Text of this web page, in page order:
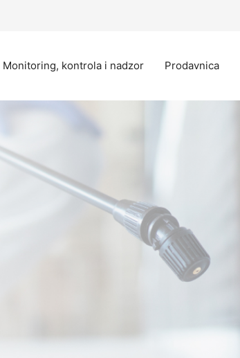
Monitoring, kontrola i nadzor Prodavnica